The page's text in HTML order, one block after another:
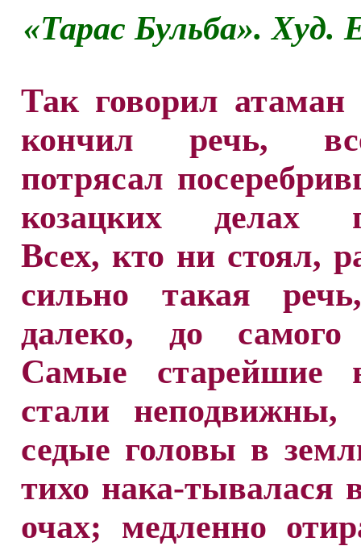
«Тарас Бульба». Худ.
Так говорил атаман
кончил речь,
потрясал
козацких делах
Всех, кто ни стоял,
сильно такая
далеко, до самого
Самые старейшие
стали неподвижны,
седые головы в
тихо нака-тывалася
очах; медленно